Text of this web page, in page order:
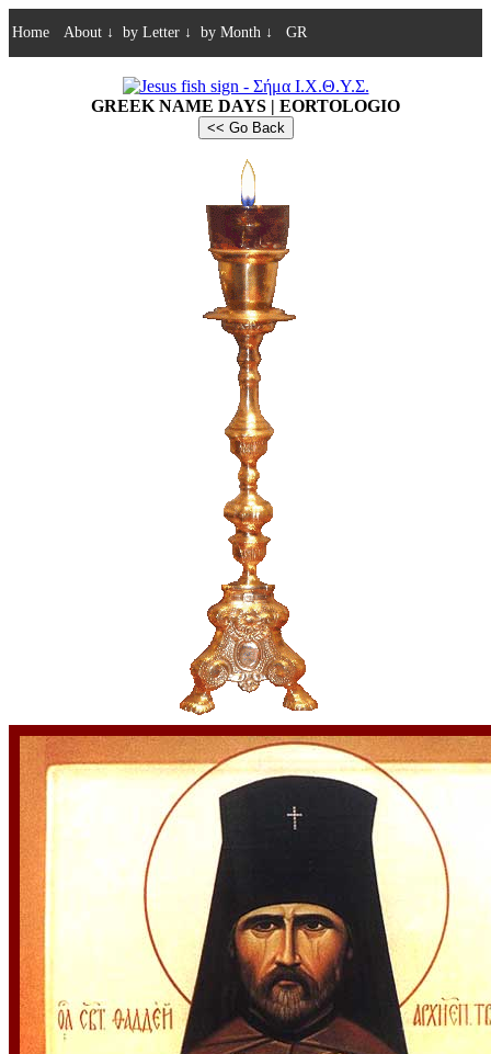
Home About ↓ by Letter ↓ by Month ↓ GR
GREEK NAME DAYS | EORTOLOGIO
<< Go Back